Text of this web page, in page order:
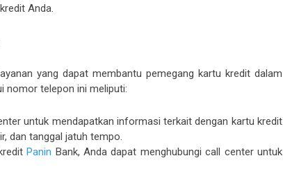
Anda.
yang dapat membantu pemegang kartu kredit dalam
nomor telepon ini meliputi:
untuk mendapatkan informasi terkait dengan kartu kredit
dan tanggal jatuh tempo.
Panin Bank, Anda dapat menghubungi call center untuk